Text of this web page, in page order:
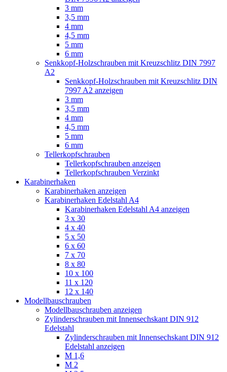
3 mm
3,5 mm
4 mm
4,5 mm
5 mm
6 mm
Senkkopf-Holzschrauben mit Kreuzschlitz DIN 7997
A2
Senkkopf-Holzschrauben mit Kreuzschlitz DIN
7997 A2 anzeigen
3 mm
3,5 mm
4 mm
4,5 mm
5 mm
6 mm
Tellerkopfschrauben
Tellerkopfschrauben anzeigen
Tellerkopfschrauben Verzinkt
Karabinerhaken
Karabinerhaken anzeigen
Karabinerhaken Edelstahl A4
Karabinerhaken Edelstahl A4 anzeigen
3 x 30
4 x 40
5 x 50
6 x 60
7 x 70
8 x 80
10 x 100
11 x 120
12 x 140
Modellbauschrauben
Modellbauschrauben anzeigen
Zylinderschrauben mit Innensechskant DIN 912
Edelstahl
Zylinderschrauben mit Innensechskant DIN 912
Edelstahl anzeigen
M 1,6
M 2